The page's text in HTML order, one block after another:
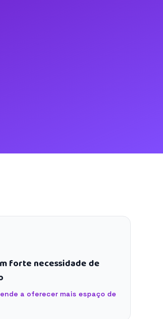
forte necessidade de
a oferecer mais espaço de